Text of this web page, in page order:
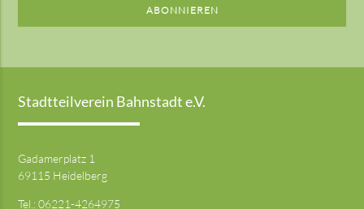
ABONNIEREN
Stadtteilverein Bahnstadt e.V.
Gadamerplatz 1
69115 Heidelberg
Tel.:06221-4264975